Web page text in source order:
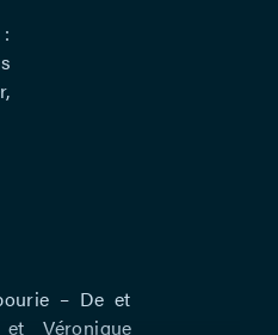
– De et
Véronique